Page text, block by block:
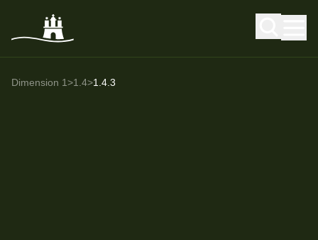
Dimension 1>1.4>1.4.3